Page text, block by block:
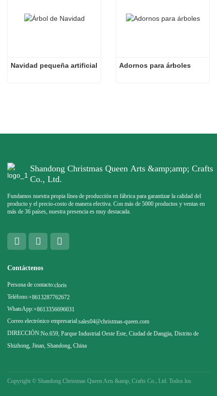
Navidad pequeña artificial Adornos para árboles
Shandong Christmas Queen Arts &amp;amp; Crafts
Co., Ltd.
Fundamos nuestra propia línea de producción en fábrica para garantizar la calidad del
producto y el precio-costo de manera efectiva. Con más de 5000 productos y ventas en
más de 36 países, nuestra presencia es muy destacada.
Contáctenos
Persona de contacto:cloris
Teléfono:+8613287762672
WhatsApp:+8613356696031
Correo electrónico empresarial:sales04@christmas-queen.com
DIRECCIÓN:No.659, Parque Industrial Oeste Este, Ciudad de Dangjia, Distrito de
Shizhong, Jinan, Shandong, China
Copyright © Shandong Christmas Queen Arts &amp; Crafts Co., Ltd. Todos los